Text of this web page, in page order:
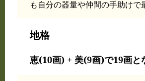
も自分の器量や仲間の手助けで
地格
恵(10画) + 美(9画)で19画と